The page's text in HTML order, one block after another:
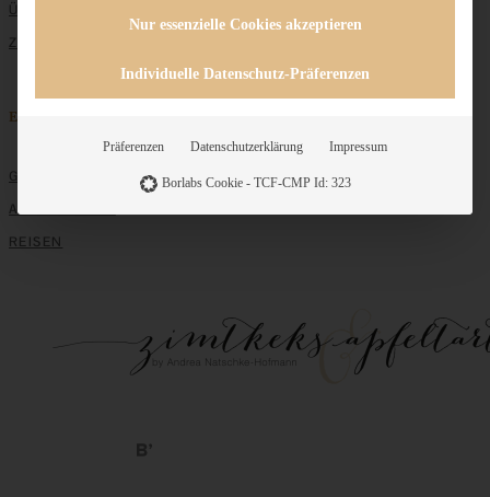
ÜBER MICH
ZUSAMMENARBEIT
Entdecken
GRUNDLAGEN
ALLE REZEPTE
REISEN
Nur essenzielle Cookies akzeptieren
Individuelle Datenschutz-Präferenzen
Präferenzen Datenschutzerklärung Impressum
Borlabs Cookie - TCF-CMP Id: 323